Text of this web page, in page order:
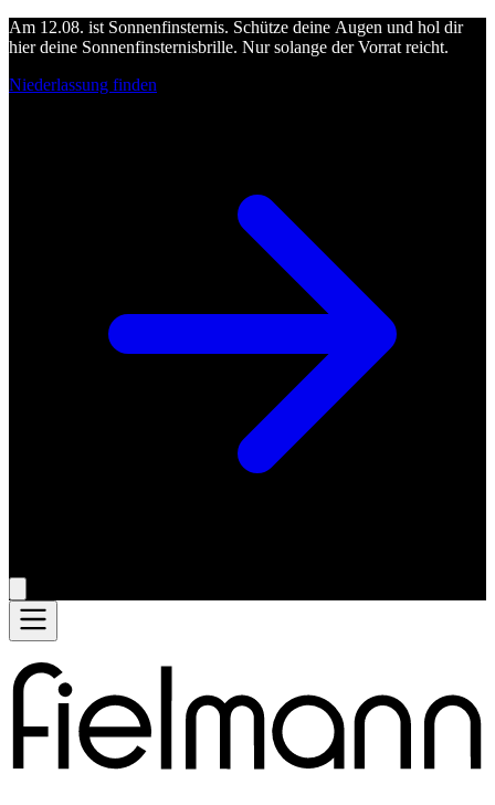
Am 12.08. ist Sonnenfinsternis. Schütze deine Augen und hol dir
hier deine Sonnenfinsternisbrille. Nur solange der Vorrat reicht.
Niederlassung finden